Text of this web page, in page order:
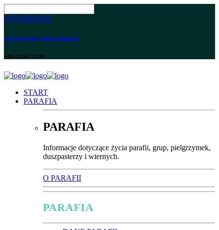
LOGOWANIE
parafia@maksymilian.plonsk.pl
+48 23 662 11 80
START
PARAFIA
PARAFIA
Informacje dotyczące życia parafii, grup, pielgrzymek,
duszpasterzy i wiernych.
O PARAFII
PARAFIA